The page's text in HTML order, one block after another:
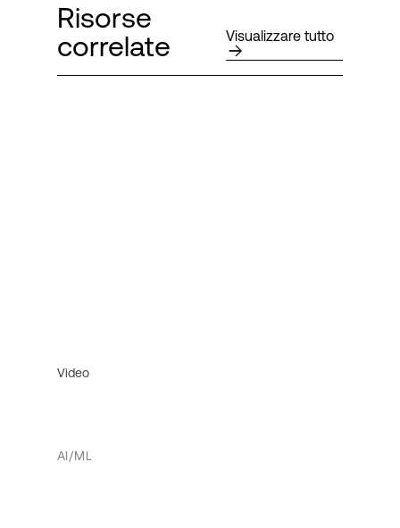
Risorse
correlate
Visualizzare tutto
Video
AI/ML